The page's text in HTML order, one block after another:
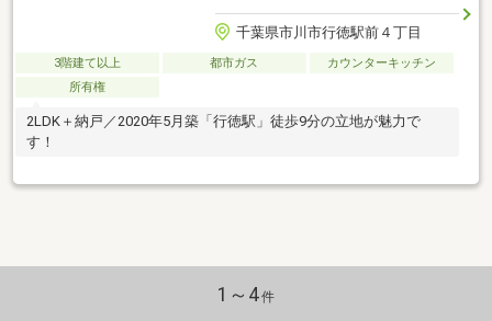
千葉県市川市行徳駅前４丁目
3階建て以上 都市ガス
カウンターキッチン
所有権
2LDK＋納戸／2020年5月築「行徳駅」徒歩9分の立地が魅力で
す！
1～4件